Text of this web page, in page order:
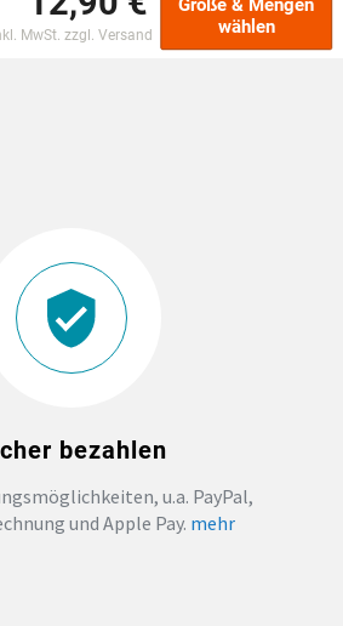
MwSt. zzgl. Versand
Größe & Mengen
wählen
bezahlen
u.a. PayPal,
und Apple Pay. mehr